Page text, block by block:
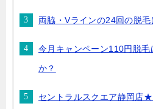
両脇・Vラインの24回の脱毛
今月キャンペーン110円脱
か？
セントラルスクエア静岡店